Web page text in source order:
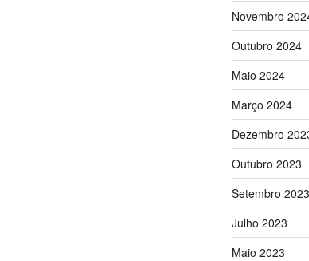
Novembro
Outubro 2024
Maio 2024
Março 2024
Dezembro
Outubro 2023
Setembro 2023
Julho 2023
Maio 2023